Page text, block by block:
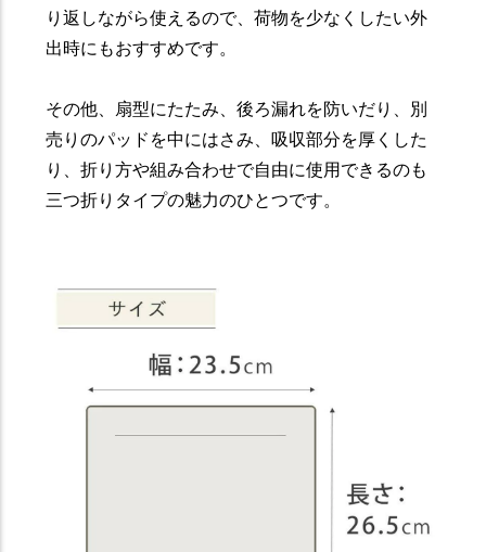
り返しながら使えるので、荷物を少なくしたい外
出時にもおすすめです。
その他、扇型にたたみ、後ろ漏れを防いだり、別
売りのパッドを中にはさみ、吸収部分を厚くした
り、折り方や組み合わせで自由に使用できるのも
三つ折りタイプの魅力のひとつです。